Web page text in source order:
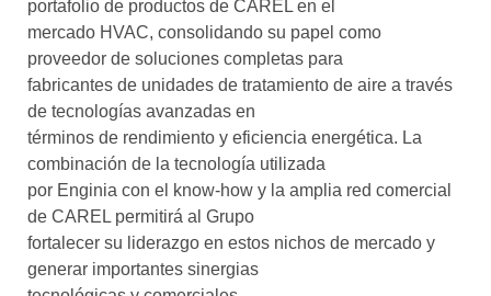
portafolio de productos de CAREL en el
mercado HVAC, consolidando su papel como
proveedor de soluciones completas para
fabricantes de unidades de tratamiento de aire a través
de tecnologías avanzadas en
términos de rendimiento y eficiencia energética. La
combinación de la tecnología utilizada
por Enginia con el know-how y la amplia red comercial
de CAREL permitirá al Grupo
fortalecer su liderazgo en estos nichos de mercado y
generar importantes sinergias